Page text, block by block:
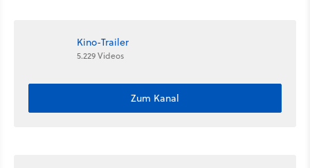
Kino-Trailer
5.229 Videos
Zum Kanal